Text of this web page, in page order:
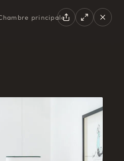
EN FR
principale